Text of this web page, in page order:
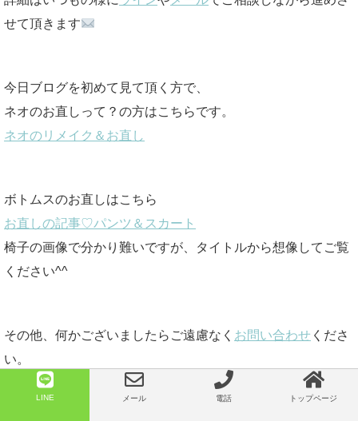
せて頂きます
今日ブログを初めて見て頂く方で、
ネオのお直しって？の方はこちらです。
ネオのリメイク＆お直し
ボトムスのお直しはこちら
お直しの記事♡パンツ＆スカート
椅子の画像で分かり難いですが、タイトルから想像してご覧
ください^^
その他、何かございましたらご遠慮なく お問い合わせ くださ
い。
LINE メール 電話 トップページ